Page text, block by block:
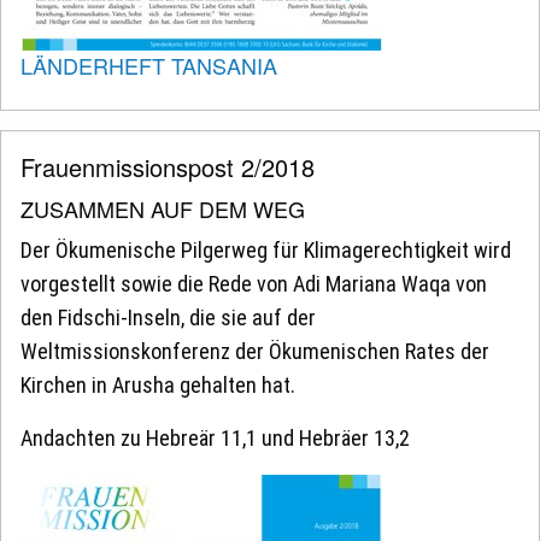
LÄNDERHEFT TANSANIA
Frauenmissionspost 2/2018
ZUSAMMEN AUF DEM WEG
Der Ökumenische Pilgerweg für Klimagerechtigkeit wird
vorgestellt sowie die Rede von Adi Mariana Waqa von
den Fidschi-Inseln, die sie auf der
Weltmissionskonferenz der Ökumenischen Rates der
Kirchen in Arusha gehalten hat.
Andachten zu Hebreär 11,1 und Hebräer 13,2